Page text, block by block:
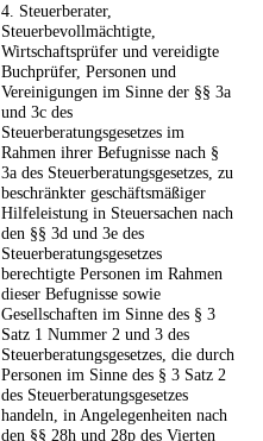
4. Steuerberater,
Steuerbevollmächtigte,
Wirtschaftsprüfer und vereidigte
Buchprüfer, Personen und
Vereinigungen im Sinne der §§ 3a
und 3c des
Steuerberatungsgesetzes im
Rahmen ihrer Befugnisse nach §
3a des Steuerberatungsgesetzes, zu
beschränkter geschäftsmäßiger
Hilfeleistung in Steuersachen nach
den §§ 3d und 3e des
Steuerberatungsgesetzes
berechtigte Personen im Rahmen
dieser Befugnisse sowie
Gesellschaften im Sinne des § 3
Satz 1 Nummer 2 und 3 des
Steuerberatungsgesetzes, die durch
Personen im Sinne des § 3 Satz 2
des Steuerberatungsgesetzes
handeln, in Angelegenheiten nach
den §§ 28h und 28p des Vierten